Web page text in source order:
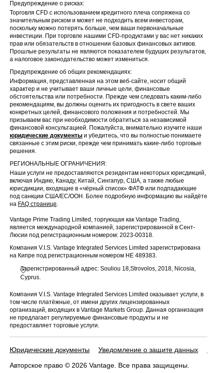
Предупреждение о рисках:
Торговля CFD с использованием кредитного плеча сопряжена со
значительным риском и может не подходить всем инвесторам,
поскольку можно потерять больше, чем ваши первоначальные
инвестиции. При торговле нашими CFD-продуктами у вас нет никаких
прав или обязательств в отношении базовых финансовых активов.
Прошлые результаты не являются показателем будущих результатов,
а налоговое законодательство может измениться.
Предупреждение об общих рекомендациях:
Информация, представленная на этом веб-сайте, носит общий
характер и не учитывает ваши личные цели, финансовые
обстоятельства или потребности. Прежде чем следовать каким-либо
рекомендациям, вы должны оценить их пригодность в свете ваших
конкретных целей, финансового положения и потребностей. Мы
призываем вас при необходимости обратиться за независимой
финансовой консультацией. Пожалуйста, внимательно изучите наши
юридические документы и убедитесь, что вы полностью понимаете
связанные с этим риски, прежде чем принимать какие-либо торговые
решения.
РЕГИОНАЛЬНЫЕ ОГРАНИЧЕНИЯ:
Наши услуги не предоставляются резидентам некоторых юрисдикций,
включая Индию, Канаду, Китай, Сингапур, США, а также любые
юрисдикции, входящие в «чёрный список» ФАТФ или подпадающие
под санкции США/ЕС/ООН. Более подробную информацию вы найдёте
на FAQ странице.
Vantage Prime Trading Limited, торгующая как Vantage Trading,
является международной компанией, зарегистрированной в Сент-
Люсии под регистрационным номером: 2023-00318.
Компания V.I.S. Vantage Integrated Services Limited зарегистрирована
на Кипре под регистрационным номером HE 489383.
Зарегистрированный адрес: Souliou 18,Strovolos, 2018, Nicosia,
Cyprus.
Компания V.I.S. Vantage Integrated Services Limited оказывает услуги, в
том числе платёжные, от имени других лицензированных
организаций, входящих в Vantage Markets Group. Данная организация
не предлагает регулируемые финансовые продукты и не
предоставляет торговые услуги.
Юридические документы Уведомление о защите данных
Авторское право © 2026 Vantage. Все права защищены.